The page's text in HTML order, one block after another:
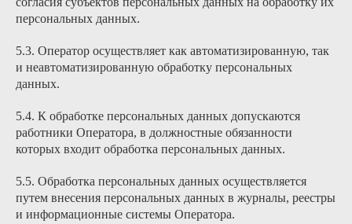
персональных данных.
5.3. Оператор осуществляет как автоматизированную, так
и неавтоматизированную обработку персональных
данных.
5.4. К обработке персональных данных допускаются
работники Оператора, в должностные обязанности
которых входит обработка персональных данных.
5.5. Обработка персональных данных осуществляется
путем внесения персональных данных в журналы, реестры
и информационные системы Оператора.